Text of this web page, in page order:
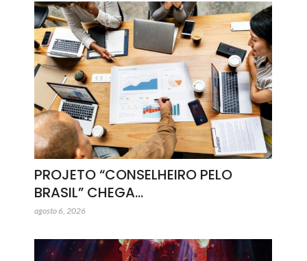
PROJETO “CONSELHEIRO PELO
BRASIL” CHEGA…
agosto 6, 2026